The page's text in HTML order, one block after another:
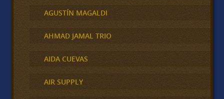
AGUSTÍN MAGALDI
AHMAD JAMAL TRIO
AIDA CUEVAS
AIR SUPPLY